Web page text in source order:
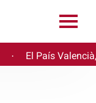
· El País